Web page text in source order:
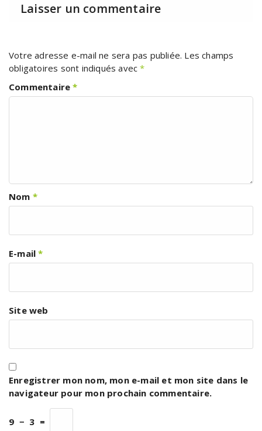
Laisser un commentaire
Votre adresse e-mail ne sera pas publiée. Les champs
obligatoires sont indiqués avec*
Commentaire*
Nom *
E-mail*
Site web
Enregistrer mon nom, mon e-mail et mon site dans le
navigateur pour mon prochain commentaire.
9 − 3 =